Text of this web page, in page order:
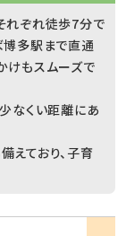
れぞれ徒歩7分で
博多駅まで直通
けもスムーズで
なくい距離にあ
えており、子育